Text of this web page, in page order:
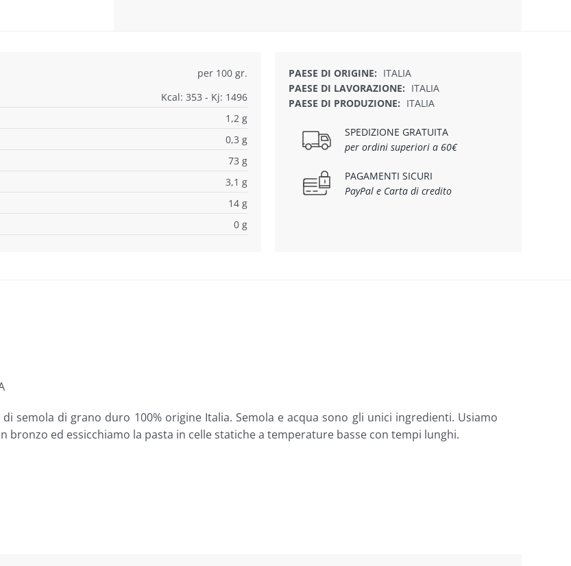
per 100 gr.
Kcal: 353 - Kj: 1496
1,2 g
0,3 g
73 g
3,1 g
14 g
0 g
PAESE DI ORIGINE: ITALIA
PAESE DI LAVORAZIONE: ITALIA
PAESE DI PRODUZIONE: ITALIA
SPEDIZIONE GRATUITA
per ordini superiori a 60€
PAGAMENTI SICURI
PayPal e Carta di credito
di semola di grano duro 100% origine Italia. Semola e acqua sono gli unici ingredienti. Usiamo
bronzo ed essicchiamo la pasta in celle statiche a temperature basse con tempi lunghi.